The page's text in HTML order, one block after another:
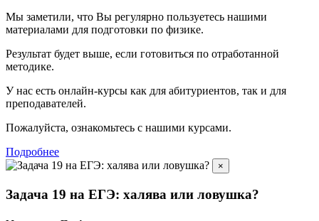
Мы заметили, что Вы регулярно пользуетесь нашими
материалами для подготовки по физике.
Результат будет выше, если готовиться по отработанной
методике.
У нас есть онлайн-курсы как для абитуриентов, так и для
преподавателей.
Пожалуйста, ознакомьтесь с нашими курсами.
Подробнее
×
Задача 19 на ЕГЭ: халява или ловушка?